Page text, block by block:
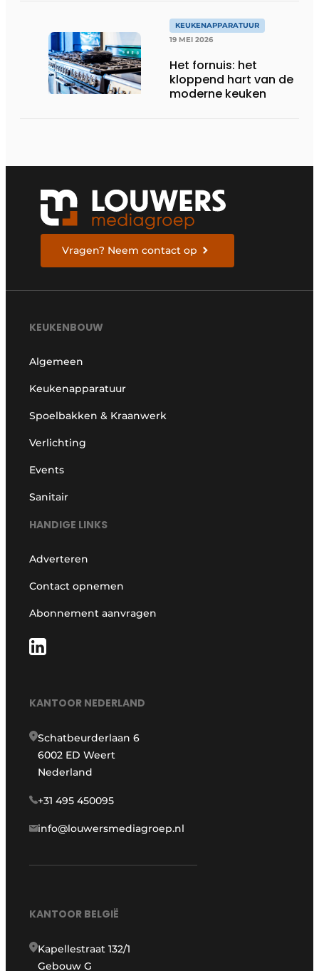
KEUKENAPPARATUUR
19 MEI 2026
Het fornuis: het
kloppend hart van de
moderne keuken
Vragen? Neem contact op
KEUKENBOUW
Algemeen
Keukenapparatuur
Spoelbakken & Kraanwerk
Verlichting
Events
Sanitair
HANDIGE LINKS
Adverteren
Contact opnemen
Abonnement aanvragen
KANTOOR NEDERLAND
Schatbeurderlaan 6
6002 ED Weert
Nederland
+31 495 450095
info@louwersmediagroep.nl
KANTOOR BELGIË
Kapellestraat 132/1
Gebouw G